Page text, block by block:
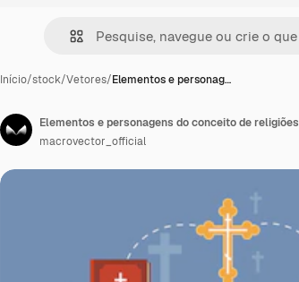
Início/stock/Vetores/Elementos e personag…
Elementos e personagens do conceito de religiões
macrovector_official